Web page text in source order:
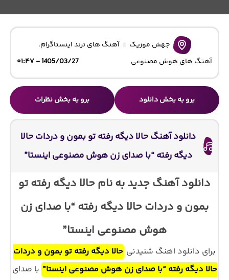
جهش موزیک آهنگ های ترند اینستاگرام،
آهنگ های هوش مصنوعی
1405/03/27 - ۰۱:۴۷
برو به بخش دانلود برو به بخش نظرات
دانلود آهنگ حالا دیگه رفته تو بمون و دردات حالا
دیگه رفته “با صدای زن هوش مصنوعی اینستا”
دانلود آهنگ جدید به نام حالا دیگه رفته تو
بمون و دردات حالا دیگه رفته “با صدای زن
هوش مصنوعی اینستا”
برای دانلود اهنگ شنیدنی حالا دیگه رفته تو بمون و دردات
حالا دیگه رفته “با صدای زن هوش مصنوعی اینستا” با صدای